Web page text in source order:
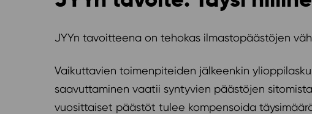
JYYn tavoitteena on tehokas ilmastopäästöjen
Vaikuttavien toimenpiteiden jälkeenkin
saavuttaminen vaatii syntyvien päästöjen
vuosittaiset päästöt tulee kompensoida